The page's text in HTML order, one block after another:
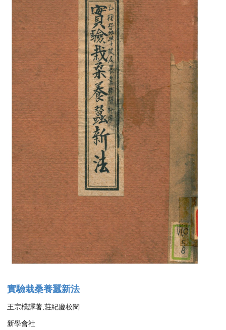
實驗栽桑養蠶新法
王宗樸譯著;莊紀慶校閱
新學會社